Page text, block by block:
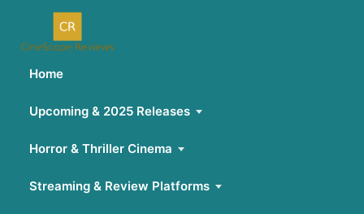
Home
Upcoming & 2025 Releases
Horror & Thriller Cinema
Streaming & Review Platforms